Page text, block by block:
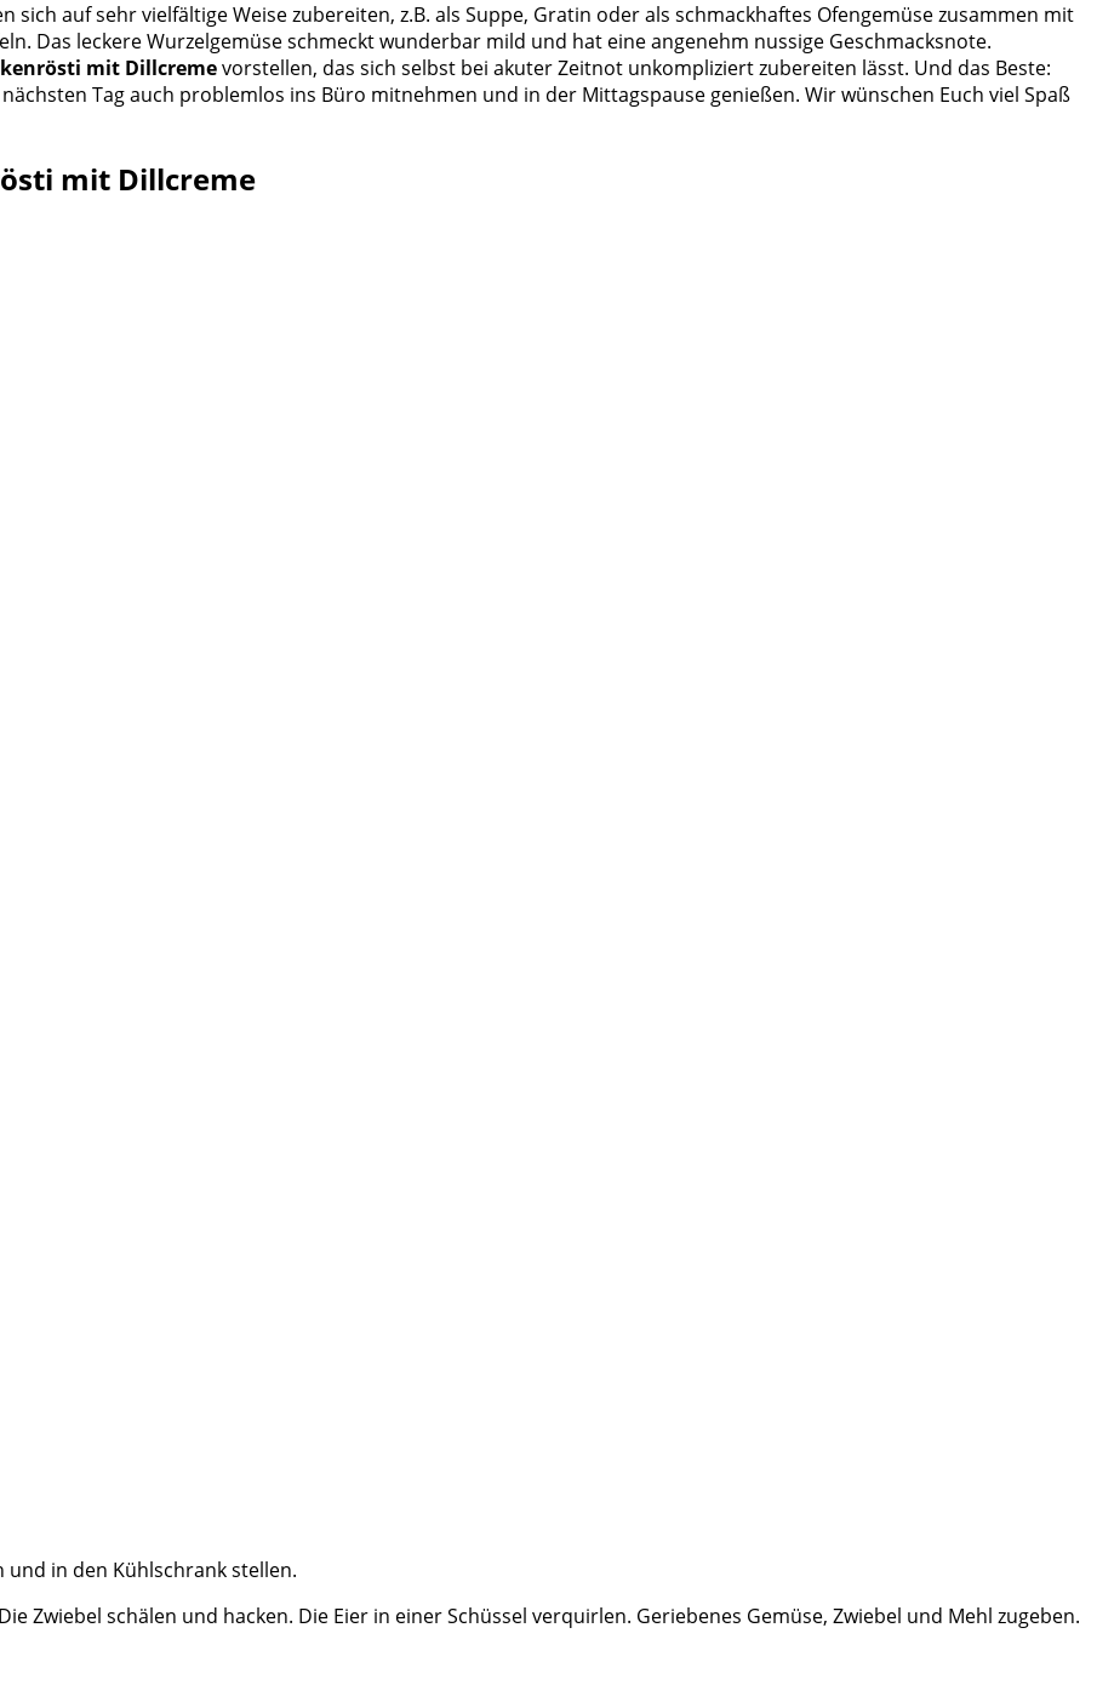
sich auf sehr vielfältige Weise zubereiten, z.B. als Suppe, Gratin oder als schmackhaftes Ofengemüse zusammen mit
Das leckere Wurzelgemüse schmeckt wunderbar mild und hat eine angenehm nussige Geschmacksnote.
mit Dillcremevorstellen, das sich selbst bei akuter Zeitnot unkompliziert zubereiten lässt. Und das Beste:
Tag auch problemlos ins Büro mitnehmen und in der Mittagspause genießen. Wir wünschen Euch viel Spaß
mit Dillcreme
in den Kühlschrank stellen.
Zwiebel schälen und hacken. Die Eier in einer Schüssel verquirlen. Geriebenes Gemüse, Zwiebel und Mehl zugeben.